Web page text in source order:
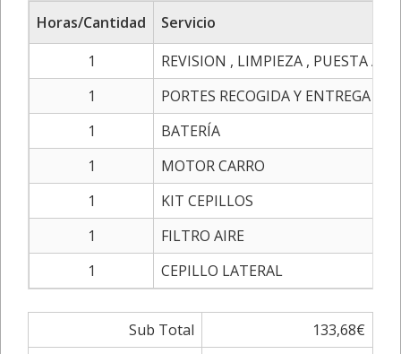
Horas/Cantidad
Servicio
1
REVISION , LIMPIEZA , PUESTA A
1
PORTES RECOGIDA Y ENTREGA
1
BATERÍA
1
MOTOR CARRO
1
KIT CEPILLOS
1
FILTRO AIRE
1
CEPILLO LATERAL
Sub Total
133,68€